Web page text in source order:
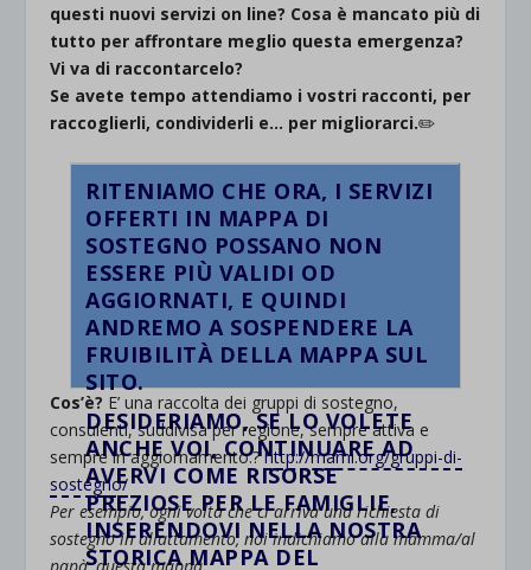
questi nuovi servizi on line? Cosa è mancato più di
tutto per affrontare meglio questa emergenza?
Vi va di raccontarcelo?
Se avete tempo attendiamo i vostri racconti, per
raccoglierli, condividerli e… per migliorarci.✏️
RITENIAMO CHE ORA, I SERVIZI
OFFERTI IN MAPPA DI
SOSTEGNO POSSANO NON
ESSERE PIÙ VALIDI OD
AGGIORNATI, E QUINDI
ANDREMO A SOSPENDERE LA
FRUIBILITÀ DELLA MAPPA SUL
SITO.
DESIDERIAMO, SE LO VOLETE
ANCHE VOI, CONTINUARE AD
AVERVI COME RISORSE
PREZIOSE PER LE FAMIGLIE,
INSERENDOVI NELLA NOSTRA
STORICA MAPPA DEL
Cos’è? E’ una raccolta dei gruppi di sostegno,
consulenti, suddivisa per regione, sempre attiva e
sempre in aggiornamento.? http://mami.org/gruppi-di-
sostegno/
Per esempio, ogni volta che ci arriva una richiesta di
sostegno in allattamento, noi indichiamo alla mamma/al